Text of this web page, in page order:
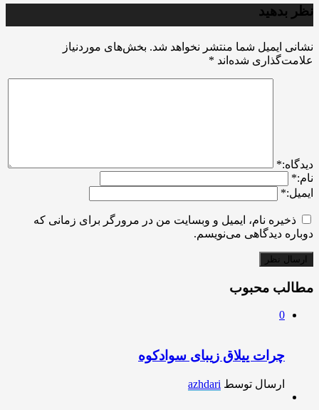
نظر بدهید
نشانی ایمیل شما منتشر نخواهد شد. بخش‌های موردنیاز
علامت‌گذاری شده‌اند *
ديدگاه:*
نام:*
ایمیل:*
ذخیره نام، ایمیل و وبسایت من در مرورگر برای زمانی که
دوباره دیدگاهی می‌نویسم.
مطالب محبوب
0
چرات ییلاق زیبای سوادکوه
ارسال توسط azhdari